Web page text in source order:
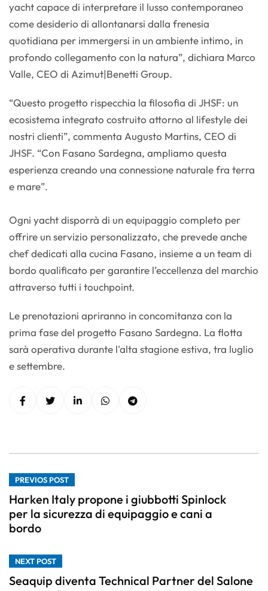
yacht capace di interpretare il lusso contemporaneo
come desiderio di allontanarsi dalla frenesia
quotidiana per immergersi in un ambiente intimo, in
profondo collegamento con la natura”, dichiara Marco
Valle, CEO di Azimut|Benetti Group.
“Questo progetto rispecchia la filosofia di JHSF: un
ecosistema integrato costruito attorno al lifestyle dei
nostri clienti”, commenta Augusto Martins, CEO di
JHSF. “Con Fasano Sardegna, ampliamo questa
esperienza creando una connessione naturale fra terra
e mare”.
Ogni yacht disporrà di un equipaggio completo per
offrire un servizio personalizzato, che prevede anche
chef dedicati alla cucina Fasano, insieme a un team di
bordo qualificato per garantire l’eccellenza del marchio
attraverso tutti i touchpoint.
Le prenotazioni apriranno in concomitanza con la
prima fase del progetto Fasano Sardegna. La flotta
sarà operativa durante l'alta stagione estiva, tra luglio
e settembre.
PREVIOS POST
Harken Italy propone i giubbotti Spinlock
per la sicurezza di equipaggio e cani a
bordo
NEXT POST
Seaquip diventa Technical Partner del Salone